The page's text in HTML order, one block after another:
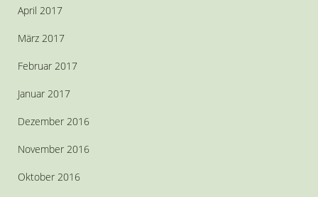
April 2017
März 2017
Februar 2017
Januar 2017
Dezember 2016
November 2016
Oktober 2016